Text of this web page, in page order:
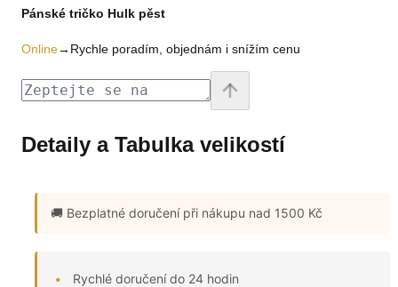
Pánské tričko Hulk pěst
Online→ Rychle poradím, objednám i snížím cenu
Detaily a Tabulka velikostí
🚚 Bezplatné doručenípři nákupu nad 1500 Kč
Rychlé doručení do 24 hodin